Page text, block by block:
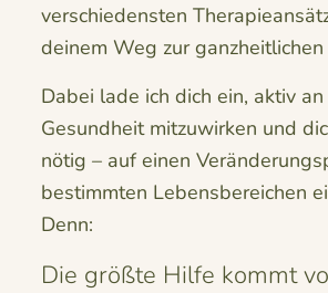
verschiedensten
deinem Weg zur ganzheitlichen
Dabei lade ich dich ein, aktiv
Gesundheit mitzuwirken und
nötig – auf einen
bestimmten Lebensbereichen
Denn:
Die größte Hilfe kommt